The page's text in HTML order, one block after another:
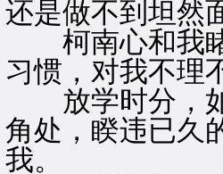
还是做不到坦然
柯南心和我睹
习惯，对我不理
放学时分，如
角处，睽违已久
我。